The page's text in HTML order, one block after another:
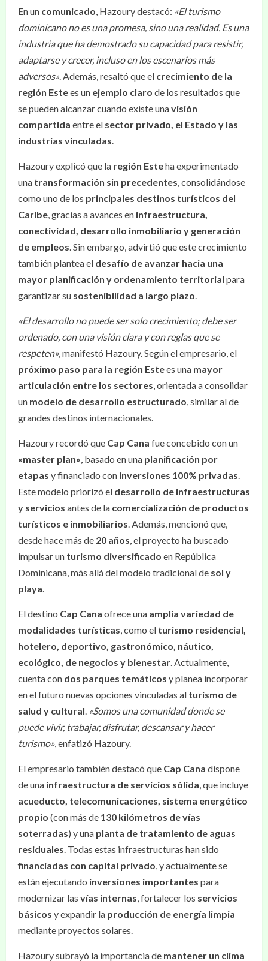
En un comunicado, Hazoury destacó: «El turismo
dominicano no es una promesa, sino una realidad. Es una
industria que ha demostrado su capacidad para resistir,
adaptarse y crecer, incluso en los escenarios más
adversos». Además, resaltó que el crecimiento de la
región Estees un ejemplo claro de los resultados que
se pueden alcanzar cuando existe unavisión
compartida entre el sector privado, el Estado y las
industrias vinculadas.
Hazoury explicó que la región Esteha experimentado
una transformación sin precedentes, consolidándose
como uno de los principales destinos turísticos del
Caribe, gracias a avances en infraestructura,
conectividad, desarrollo inmobiliario y generación
de empleos. Sin embargo, advirtió que este crecimiento
también plantea el desafío de avanzar hacia una
mayor planificación y ordenamiento territorial para
garantizar su sostenibilidad a largo plazo.
«El desarrollo no puede ser solo crecimiento; debe ser
ordenado, con una visión clara y con reglas que se
respeten», manifestó Hazoury. Según el empresario, el
próximo paso para la región Estees una mayor
articulación entre los sectores, orientada a consolidar
un modelo de desarrollo estructurado, similar al de
grandes destinos internacionales.
Hazoury recordó que Cap Cana fue concebido con un
«master plan», basado en una planificación por
etapas y financiado con inversiones 100% privadas.
Este modelo priorizó el desarrollo de infraestructuras
y servicios antes de la comercialización de productos
turísticos e inmobiliarios. Además, mencionó que,
desde hace más de 20 años, el proyecto ha buscado
impulsar un turismo diversificado en República
Dominicana, más allá del modelo tradicional de sol y
playa.
El destino Cap Cana ofrece una amplia variedad de
modalidades turísticas, como el turismo residencial,
hotelero, deportivo, gastronómico, náutico,
ecológico, de negocios y bienestar. Actualmente,
cuenta con dos parques temáticos y planea incorporar
en el futuro nuevas opciones vinculadas al turismo de
salud y cultural. «Somos una comunidad donde se
puede vivir, trabajar, disfrutar, descansar y hacer
turismo», enfatizó Hazoury.
El empresario también destacó que Cap Cana dispone
de una infraestructura de servicios sólida, que incluye
acueducto, telecomunicaciones, sistema energético
propio (con más de 130 kilómetros de vías
soterradas) y una planta de tratamiento de aguas
residuales. Todas estas infraestructuras han sido
financiadas con capital privado, y actualmente se
están ejecutando inversiones importantes para
modernizar las vías internas, fortalecer los servicios
básicos y expandir la producción de energía limpia
mediante proyectos solares.
Hazoury subrayó la importancia de mantener un clima